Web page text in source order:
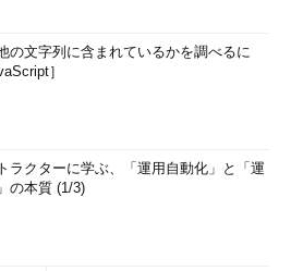
の文字列に含まれているかを調べるに
］
ラクターに学ぶ、「運用自動化」と「運
の本質 (1/3)